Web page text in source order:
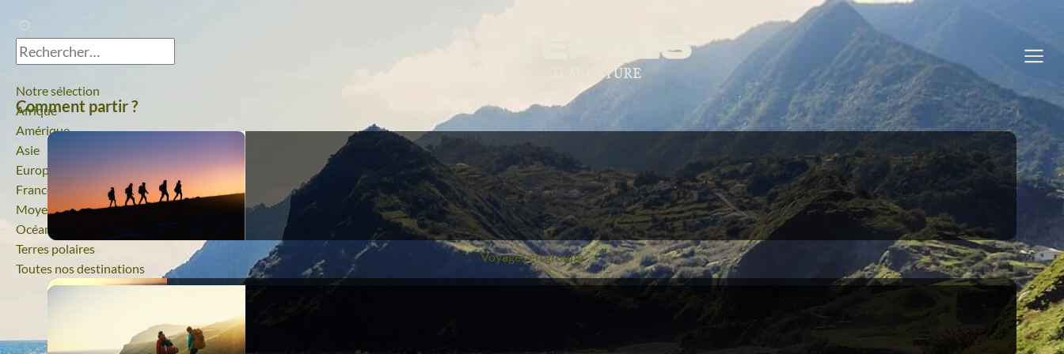
Notre sélection
Afrique
Amérique
Asie
Europe
France
Moyen-Orient
Océanie
Terres polaires
Toutes nos destinations
Comment partir ?
Voyages en groupe